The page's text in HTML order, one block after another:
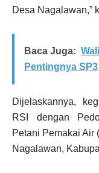
Desa Nagalawan,”
Baca Juga:
Pentingnya
Dijelaskannya,
RSI dengan
Petani Pemakai Air
Nagalawan,